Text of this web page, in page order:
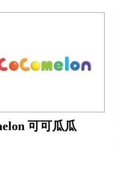
可可瓜瓜